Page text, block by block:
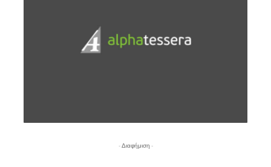
- Διαφήμιση -